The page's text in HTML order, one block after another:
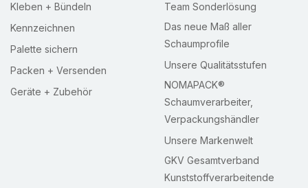
Kleben + Bündeln
Kennzeichnen
Palette sichern
Packen + Versenden
Geräte + Zubehör
Team Sonderlösung
Das neue Maß aller
Schaumprofile
Unsere Qualitätsstufen
NOMAPACK®
Schaumverarbeiter,
Verpackungshändler
Unsere Markenwelt
GKV Gesamtverband
Kunststoffverarbeitende